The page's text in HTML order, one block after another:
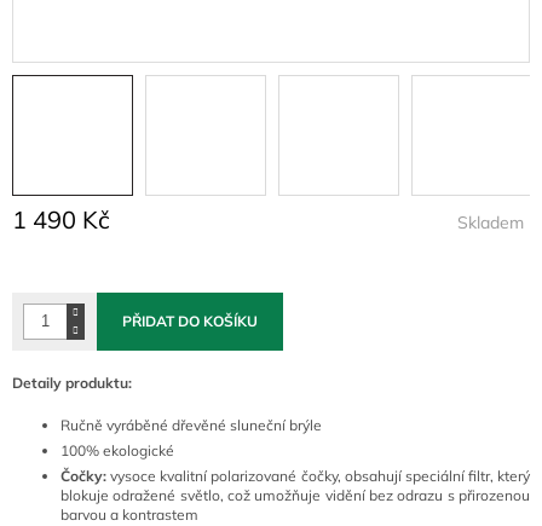
1 490 Kč Skladem
PŘIDAT DO KOŠÍKU
Detaily produktu:
Ručně vyráběné dřevěné sluneční brýle
100% ekologické
Čočky:vysoce kvalitní polarizované čočky, obsahují speciální filtr, který
blokuje odražené světlo, což umožňuje vidění bez odrazu s přirozenou
barvou a kontrastem